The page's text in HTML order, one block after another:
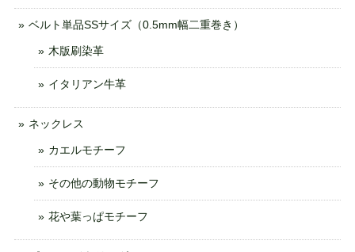
ベルト単品SSサイズ（0.5mm幅二重巻き）
木版刷染革
イタリアン牛革
ネックレス
カエルモチーフ
その他の動物モチーフ
花や葉っぱモチーフ